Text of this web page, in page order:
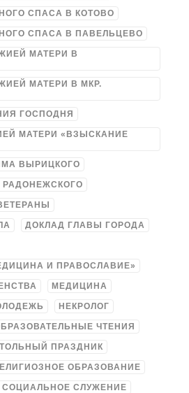
СПАСА В КОТОВО
СПАСА В ПАВЕЛЬЦЕВО
МАТЕРИ В
МАТЕРИ В МКР.
ГОСПОДНЯ
МАТЕРИ «ВЗЫСКАНИЕ
ВЫРИЦКОГО
РАДОНЕЖСКОГО
ДОКЛАД ГЛАВЫ ГОРОДА
И ПРАВОСЛАВИЕ»
МЕДИЦИНА
НЕКРОЛОГ
ЧТЕНИЯ
ПРАЗДНИК
ОБРАЗОВАНИЕ
СОЦИАЛЬНОЕ СЛУЖЕНИЕ